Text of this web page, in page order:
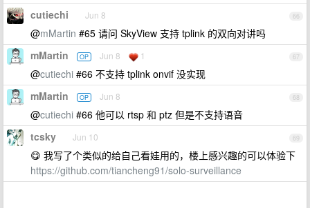
66
cutiechi Jun 8
@mMartin #65 请问 SkyView 支持 tplink 的双向对讲吗
67
mMartin OP Jun 8 1
@cutiechi #66 不支持 tplink onvif 没实现
68
mMartin OP Jun 8
@cutiechi #66 他可以 rtsp 和 ptz 但是不支持语音
69
tcsky Jun 10
😋 我写了个类似的给自己看娃用的，楼上感兴趣的可以体验下
https://github.com/tiancheng91/solo-surveillance